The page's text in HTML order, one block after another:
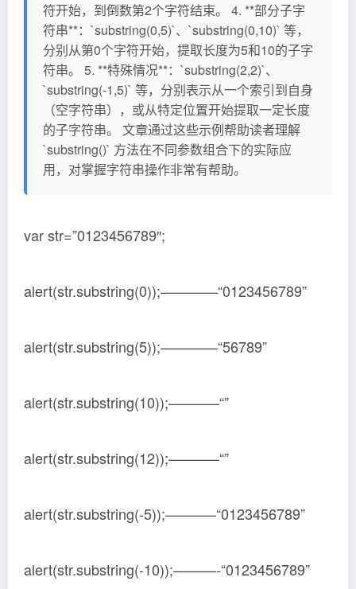
符开始，到倒数第2个字符结束。 4. **部分子字
符串**：`substring(0,5)`、`substring(0,10)` 等，
分别从第0个字符开始，提取长度为5和10的子字
符串。 5. **特殊情况**：`substring(2,2)`、
`substring(-1,5)` 等，分别表示从一个索引到自身
（空字符串），或从特定位置开始提取一定长度
的子字符串。 文章通过这些示例帮助读者理解
`substring()` 方法在不同参数组合下的实际应
用，对掌握字符串操作非常有帮助。
var str=”0123456789″;
alert(str.substring(0));————“0123456789”
alert(str.substring(5));————“56789”
alert(str.substring(10));———–“”
alert(str.substring(12));———–“”
alert(str.substring(-5));———–“0123456789”
alert(str.substring(-10));———-“0123456789”